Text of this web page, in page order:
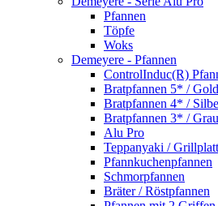
Pfannen
Töpfe
Woks
Demeyere - Pfannen
ControlInduc(R)
Bratpfannen 5* / Gold
Bratpfannen 4* /
Bratpfannen 3* / Grau
Alu Pro
Teppanyaki /
Pfannkuchenpfannen
Schmorpfannen
Bräter / Röstpfannen